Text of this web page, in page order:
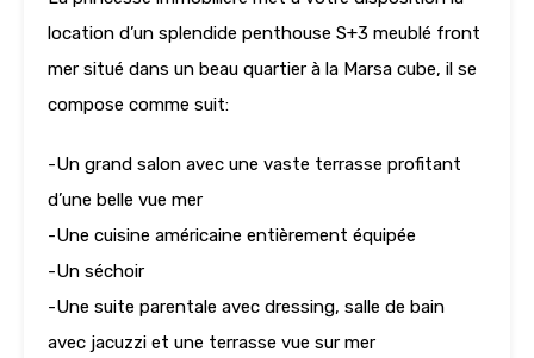
location d’un splendide penthouse S+3 meublé front
mer situé dans un beau quartier à la Marsa cube, il se
compose comme suit:
-Un grand salon avec une vaste terrasse profitant
d’une belle vue mer
-Une cuisine américaine entièrement équipée
-Un séchoir
-Une suite parentale avec dressing, salle de bain
avec jacuzzi et une terrasse vue sur mer